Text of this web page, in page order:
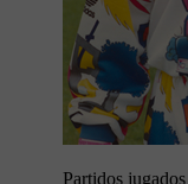
Partidos